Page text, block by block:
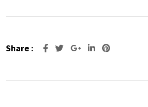
Share : Google+LinkedIn
Pinterest